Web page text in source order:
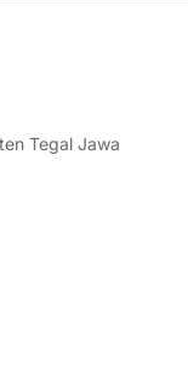
Tegal Jawa